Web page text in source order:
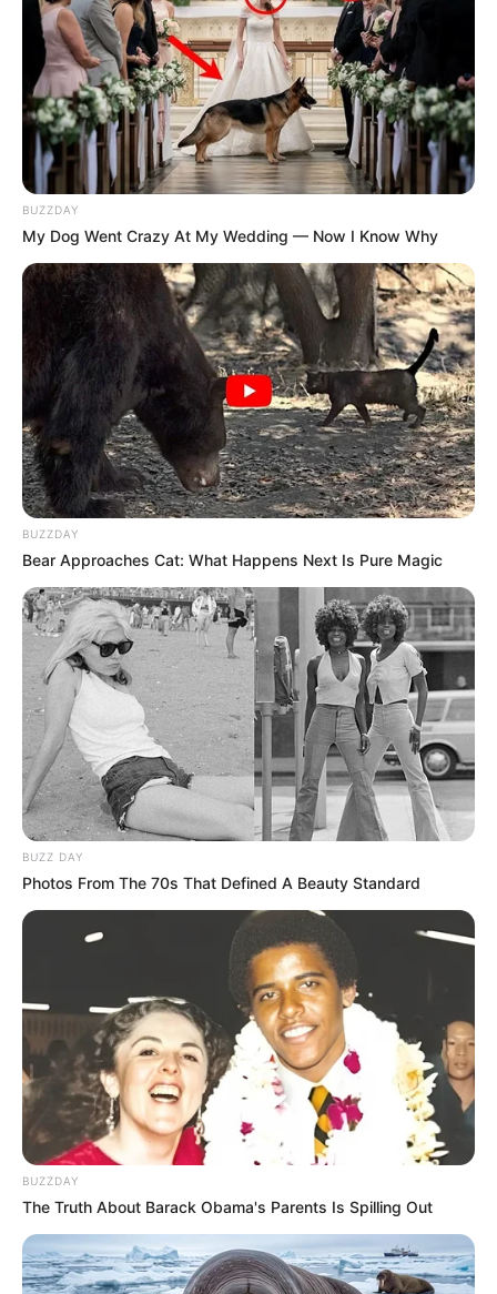
Spécial-Dernière : 13 – 9 – 8 – 6 – 11 – 14 – 5 – 1
Tiercé-Magazine : 13 – 11 – 5 – 9 – 14 – 4 – 8 – 6
Turfomania M : 13 – 8 – 14 – 5 – 11 – 1 – 4 – 7
Tropiques-FM : 8 – 13 – 14 – 11 – 1 – 4 – 3 – 5
Week-End : 11 – 13 – 6 – 8 – 9 – 2 – 14 – 1
ZEturf : 13 – 11 – 14 – 1 – 4 – 8 – 6
Si l’hippodrome d’Auteuil m’était conté ?
BUZZDAY
My Dog Went Crazy At My Wedding — Now I Know Why
BUZZDAY
Bear Approaches Cat: What Happens Next Is Pure Magic
BUZZ DAY
Photos From The 70s That Defined A Beauty Standard
BUZZDAY
The Truth About Barack Obama's Parents Is Spilling Out